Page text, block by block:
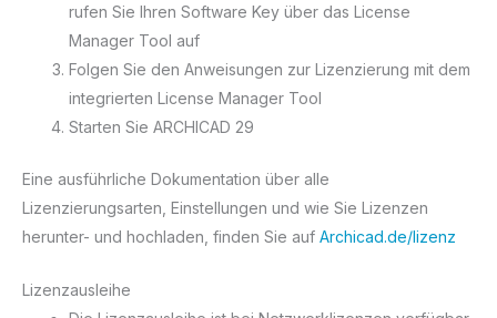
rufen Sie Ihren Software Key über das License
Manager Tool auf
Folgen Sie den Anweisungen zur Lizenzierung mit dem
integrierten License Manager Tool
Starten Sie ARCHICAD 29
Eine ausführliche Dokumentation über alle
Lizenzierungsarten, Einstellungen und wie Sie Lizenzen
herunter- und hochladen, finden Sie auf Archicad.de/lizenz
Lizenzausleihe